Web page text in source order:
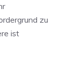
zu
ist